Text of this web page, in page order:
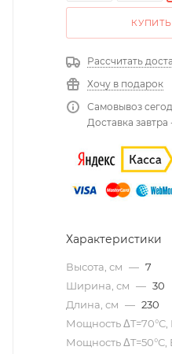
Рассчитать
Хочу в подарок
Самовывоз
Доставка завтра
Характеристики
Высота, см — 7
Ширина, см — 30
Длина, см — 230
Мощность ΔT=70°С,
Мощность ΔT=50°С,